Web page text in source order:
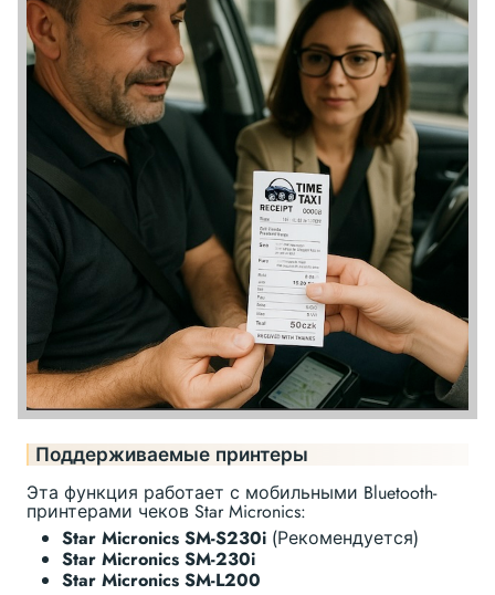
Поддерживаемые принтеры
Эта функция работает с мобильными Bluetooth-
принтерами чеков Star Micronics:
Star Micronics SM-S230i (Рекомендуется)
Star Micronics SM-230i
Star Micronics SM-L200